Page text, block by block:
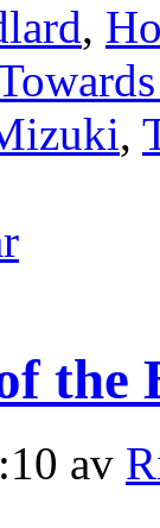
,
,
the
av